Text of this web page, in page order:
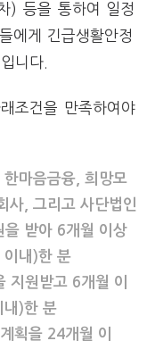
) 등을 통하여 일정
에게 긴급생활안정
니다.
조건을 만족하여야
마음금융, 희망모
사, 그리고 사단법인
을 받아 6개월 이상
이내)한 분
원받고 6개월 이
내)한 분
획을 24개월 이